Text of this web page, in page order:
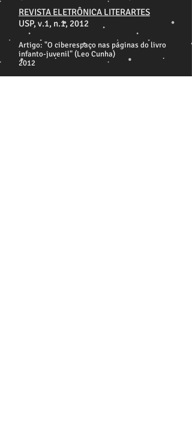
REVISTA ELETRÔNICA LITERARTES
USP, v.1, n.1, 2012
Artigo: "O ciberespaço nas páginas do livro
infanto-juvenil" (Leo Cunha)
2012